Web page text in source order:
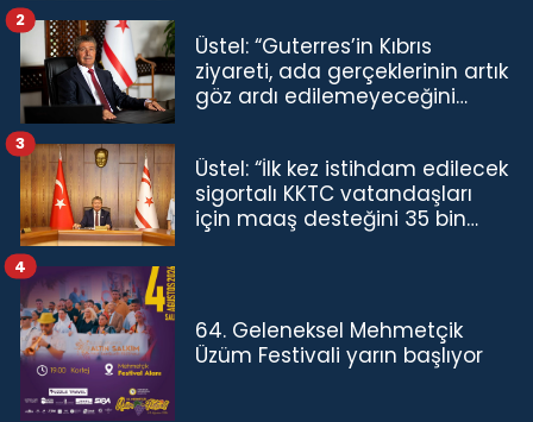
Üstel: “Guterres’in Kıbrıs
ziyareti, ada gerçeklerinin artık
göz ardı edilemeyeceğini
2
Üstel: “İlk kez istihdam edilecek
sigortalı KKTC vatandaşları
için maaş desteğini 35 bin
3
64. Geleneksel Mehmetçik
Üzüm Festivali yarın başlıyor
4